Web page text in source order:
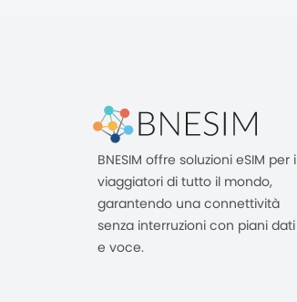
BNESIM offre soluzioni eSIM per i
viaggiatori di tutto il mondo,
garantendo una connettività
senza interruzioni con piani dati
e voce.